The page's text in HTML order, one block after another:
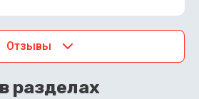
Отзывы
разделах